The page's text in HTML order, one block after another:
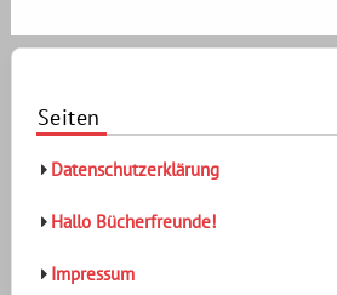
Seiten
Datenschutzerklärung
Hallo Bücherfreunde!
Impressum